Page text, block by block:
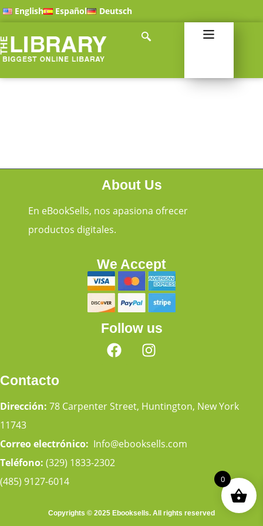
English Español Deutsch
About Us
En eBookSells, nos apasiona ofrecer
productos digitales.
We Accept
Follow us
Contacto
Dirección: 78 Carpenter Street, Huntington, New York
11743
Correo electrónico: Info@ebooksells.com
Teléfono: (329) 1833-2302
(485) 9127-6014
Copyrights © 2025 Ebooksells. All rights reserved
0